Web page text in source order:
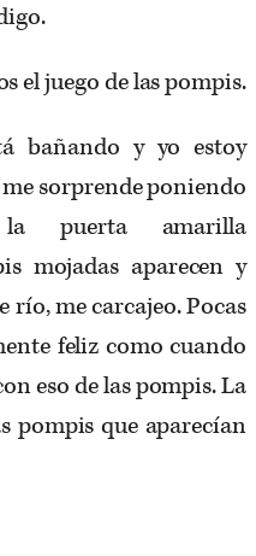
el juego de las pompis.
bañando y yo estoy
sorprende poniendo
puerta amarilla
mojadas aparecen y
río, me carcajeo. Pocas
feliz como cuando
eso de las pompis. La
pompis que aparecían